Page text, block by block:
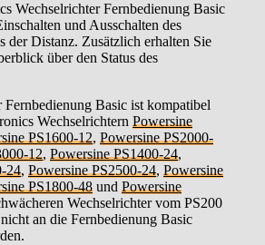
Wechselrichter Fernbedienung Basic
und Ausschalten des
der Distanz. Zusätzlich erhalten Sie
über den Status des
Basic ist kompatibel
Wechselrichtern Powersine
PS1600-12, Powersine PS2000-
12, Powersine PS1400-24,
24, Powersine PS2500-24, Powersine
PS1800-48 und Powersine
Wechselrichter vom PS200
an die Fernbedienung Basic